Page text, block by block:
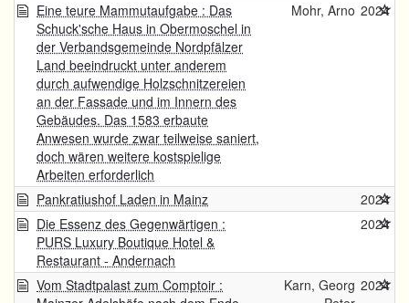
Eine teure Mammutaufgabe : Das
Schuck'sche Haus in Obermoschel in
der Verbandsgemeinde Nordpfälzer
Land beeindruckt unter anderem
durch aufwendige Holzschnitzereien
an der Fassade und im Innern des
Gebäudes. Das 1583 erbaute
Anwesen wurde zwar teilweise saniert,
doch wären weitere kostspielige
Arbeiten erforderlich
Mohr, Arno 2024
Pankratiushof Laden in Mainz
2024
Die Essenz des Gegenwärtigen :
PURS Luxury Boutique Hotel &
Restaurant - Andernach
2024
Vom Stadtpalast zum Comptoir :
Karn, Georg 2024